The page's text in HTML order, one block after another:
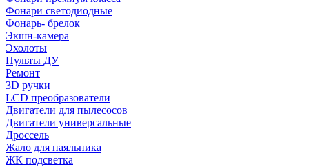
Фонари светодиодные
Фонарь- брелок
Экшн-камера
Эхолоты
Пульты ДУ
Ремонт
3D ручки
LCD преобразователи
Двигатели для пылесосов
Двигатели универсальные
Дроссель
Жало для паяльника
ЖК подсветка